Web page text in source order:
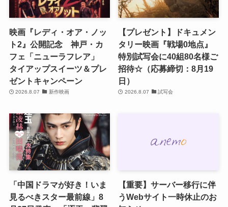
映画『レディ・オア・ノッ
ト2』公開記念 神戸・カ
フェ「ニューラフレア」
タイアップスイーツ＆プレ
ゼントキャンペーン
2026.8.07 新作映画
【プレゼント】ドキュメン
タリー映画『戦場0地点』
特別試写会に40組80名様ご
招待☆（応募締切：8月19
日）
2026.8.07 試写会
「中国ドラマが好き！いま
見るべきスター最前線」8
【重要】サーバー移行に伴
うWebサイト一時休止のお